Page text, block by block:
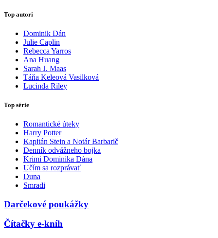
Top autori
Dominik Dán
Julie Caplin
Rebecca Yarros
Ana Huang
Sarah J. Maas
Táňa Keleová Vasilková
Lucinda Riley
Top série
Romantické úteky
Harry Potter
Kapitán Stein a Notár Barbarič
Denník odvážneho bojka
Krimi Dominika Dána
Učím sa rozprávať
Duna
Smradi
Darčekové poukážky
Čítačky e-kníh